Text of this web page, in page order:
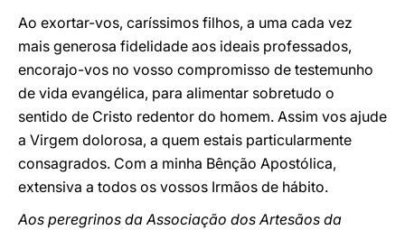
Ao exortar-vos, caríssimos filhos, a uma cada vez
mais generosa fidelidade aos ideais professados,
encorajo-vos no vosso compromisso de testemunho
de vida evangélica, para alimentar sobretudo o
sentido de Cristo redentor do homem. Assim vos ajude
a Virgem dolorosa, a quem estais particularmente
consagrados. Com a minha Bênção Apostólica,
extensiva a todos os vossos Irmãos de hábito.
Aos peregrinos da Associação dos Artesãos da